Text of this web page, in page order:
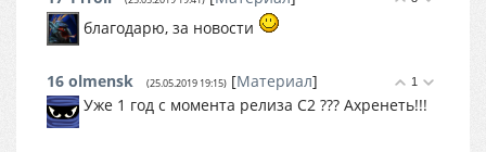
благодарю, за новости
1
16 olmensk (25.05.2019 19:15) [Материал]
Уже 1 год с момента релиза С2 ??? Ахренеть!!!